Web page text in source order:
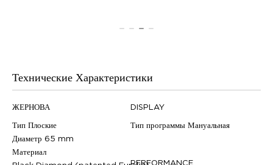
Технические Характеристики
ЖЕРНОВА
Тип Плоские
Диаметр 65 mm
Материал
DISPLAY
Тип программы Мануальная
PERFORMANCE